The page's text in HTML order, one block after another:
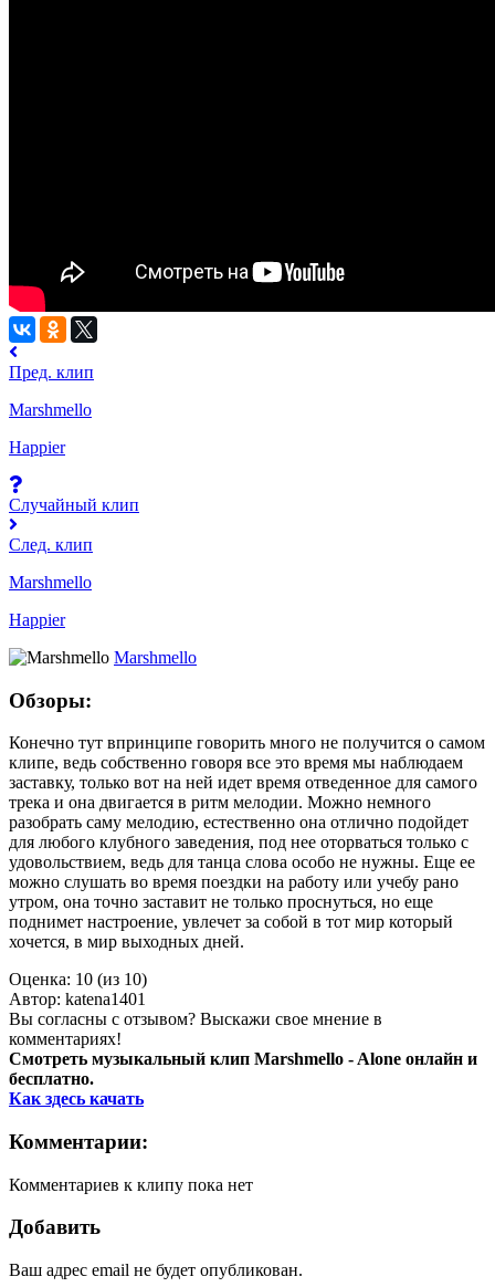
Пред. клип
Marshmello
Happier
Случайный клип
След. клип
Marshmello
Happier
Marshmello
Обзоры:
Конечно тут впринципе говорить много не получится о самом
клипе, ведь собственно говоря все это время мы наблюдаем
заставку, только вот на ней идет время отведенное для самого
трека и она двигается в ритм мелодии. Можно немного
разобрать саму мелодию, естественно она отлично подойдет
для любого клубного заведения, под нее оторваться только с
удовольствием, ведь для танца слова особо не нужны. Еще ее
можно слушать во время поездки на работу или учебу рано
утром, она точно заставит не только проснуться, но еще
поднимет настроение, увлечет за собой в тот мир который
хочется, в мир выходных дней.
Оценка: 10 (из 10)
Автор: katena1401
Вы согласны с отзывом? Выскажи свое мнение в
комментариях!
Смотреть музыкальный клип Marshmello - Alone онлайн и
бесплатно.
Как здесь качать
Комментарии:
Комментариев к клипу пока нет
Добавить
Ваш адрес email не будет опубликован.